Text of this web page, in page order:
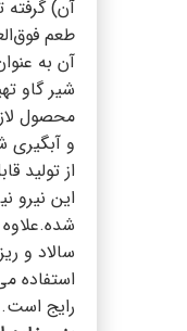
آن) گرفته
طعم
آن به
شیر گاو
محصول
از تولید
این نیرو
شده.علاوه
سالاد و
استفاده
رایج است.